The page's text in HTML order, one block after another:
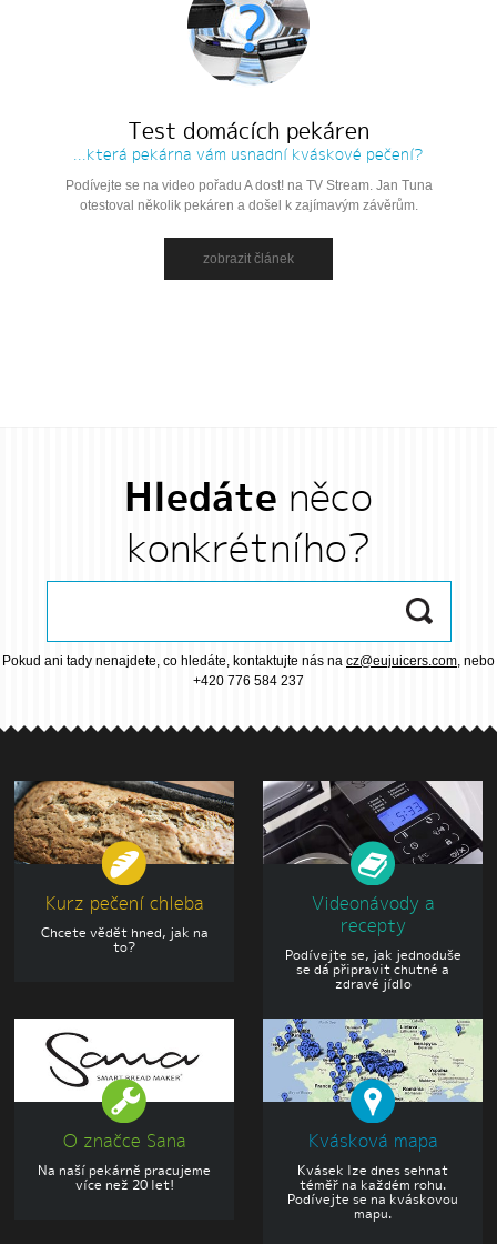
Test domácích pekáren
...která pekárna vám usnadní kváskové pečení?
Podívejte se na video pořadu A dost! na TV Stream. Jan Tuna
otestoval několik pekáren a došel k zajímavým závěrům.
zobrazit článek
Hledáte něco
konkrétního?
Pokud ani tady nenajdete, co hledáte, kontaktujte nás na cz@eujuicers.com, nebo
+420 776 584 237
Kurz pečení chleba
Chcete vědět hned, jak na
to?
Videonávody a
recepty
Podívejte se, jak jednoduše
se dá připravit chutné a
zdravé jídlo
O značce Sana
Na naší pekárně pracujeme
více než 20 let!
Kvásková mapa
Kvásek lze dnes sehnat
téměř na každém rohu.
Podívejte se na kváskovou
mapu.